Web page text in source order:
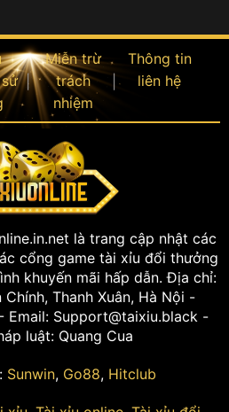
Miễn trừ
trách
nhiệm
Thông tin
liên hệ
là trang cập nhật các
cổng game tài xỉu đổi thưởng
khuyến mãi hấp dẫn. Địa chỉ:
Chính, Thanh Xuân, Hà Nội -
Email: Support@taixiu.black -
luật: Quang Cua
Sunwin, Go88, Hitclub